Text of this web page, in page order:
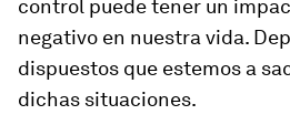
control puede tener un
negativo en nuestra vida.
dispuestos que estemos a
dichas situaciones.